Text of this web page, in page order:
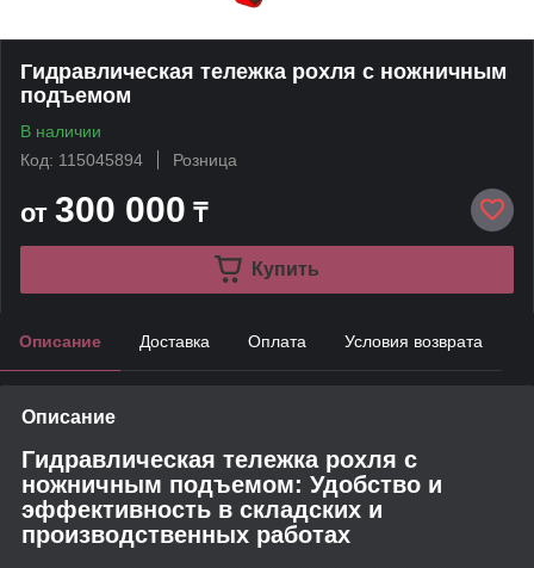
Гидравлическая тележка рохля с ножничным
подъемом
В наличии
Код: 115045894
Розница
от 300 000 ₸
Купить
Описание Доставка Оплата Условия возврата
Описание
Гидравлическая тележка рохля с
ножничным подъемом: Удобство и
эффективность в складских и
производственных работах